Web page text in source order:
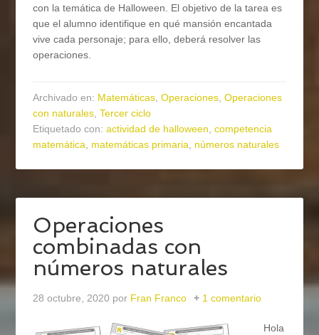
con la temática de Halloween. El objetivo de la tarea es
que el alumno identifique en qué mansión encantada
vive cada personaje; para ello, deberá resolver las
operaciones.
Archivado en: Matemáticas,Operaciones,Operaciones
con naturales,Tercer ciclo
Etiquetado con:actividad de halloween,competencia
matemática, matemáticas primaria, números naturales
Operaciones
combinadas con
números naturales
28 octubre, 2020 por Fran Franco 1 comentario
Hola